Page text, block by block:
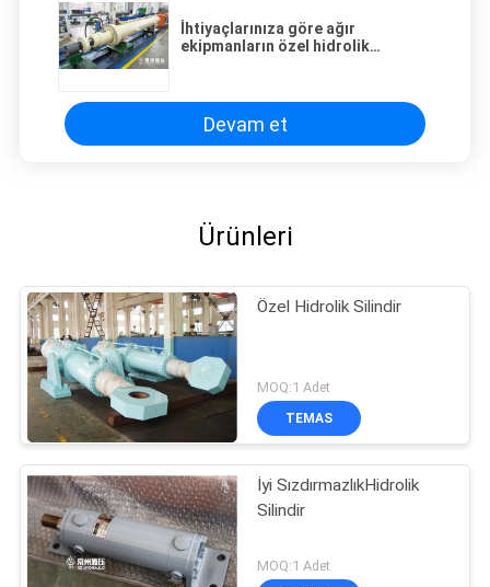
İhtiyaçlarınıza göre ağır
ekipmanların özel hidrolik
Devam et
Ürünleri
Özel Hidrolik Silindir
MOQ:1 Adet
TEMAS
İyi SızdırmazlıkHidrolik
Silindir
MOQ:1 Adet